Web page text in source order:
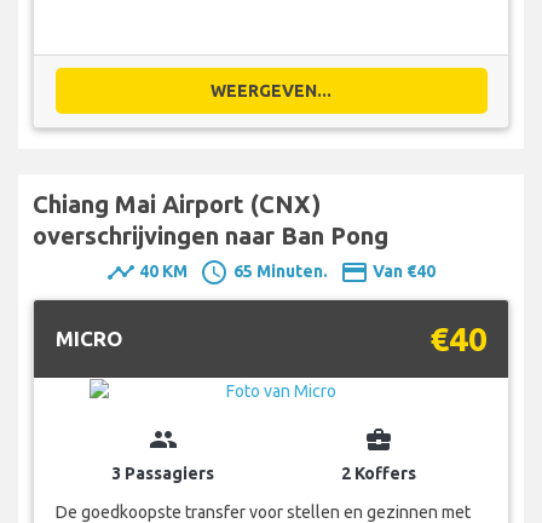
WEERGEVEN...
Chiang Mai Airport (CNX)
overschrijvingen naar Ban Pong
timeline 40 KM schedule 65 Minuten. payment Van €40
MICRO €40
group
3 Passagiers
business_center
2 Koffers
De goedkoopste transfer voor stellen en gezinnen met